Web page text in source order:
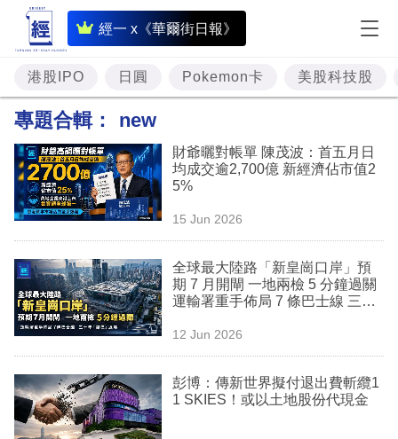
經一 x《華爾街日報》
即
時
財
經
題
投
資
樓
市
理
商
業
港股IPO 日圓 Pokemon卡 美股科技股
專題合輯： new
財爺曬對帳單 陳茂波：首五月日
均成交逾2,700億 新經濟佔市值2
5%
15 Jun 2026
全球最大陸路「新皇崗口岸」預
期 7 月開閘 一地兩檢 5 分鐘過關
運輸署重手佈局 7 條巴士線 三十
12 Jun 2026
彭博：傳新世界擬付退出費斬纜1
1 SKIES！或以土地股份代現金